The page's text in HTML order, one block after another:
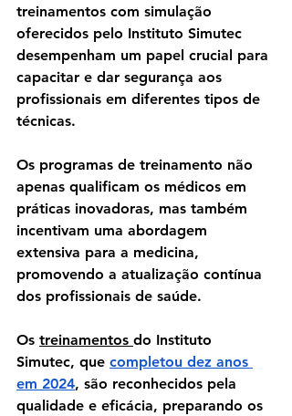
treinamentos com simulação
oferecidos pelo Instituto Simutec
desempenham um papel crucial para
capacitar e dar segurança aos
profissionais em diferentes tipos de
técnicas.
Os programas de treinamento não
apenas qualificam os médicos em
práticas inovadoras, mas também
incentivam uma abordagem
extensiva para a medicina,
promovendo a atualização contínua
dos profissionais de saúde.
Os treinamentos do Instituto
Simutec, que completou dez anos
em 2024, são reconhecidos pela
qualidade e eficácia, preparando os